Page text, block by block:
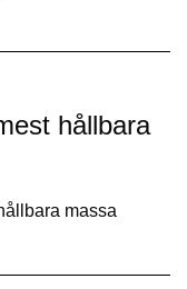
hållbara
massa